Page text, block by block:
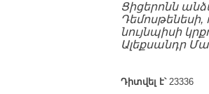
Ցիցերոնն
նույնպիսի
Ալեքսանդր
Դիտվել է՝23336